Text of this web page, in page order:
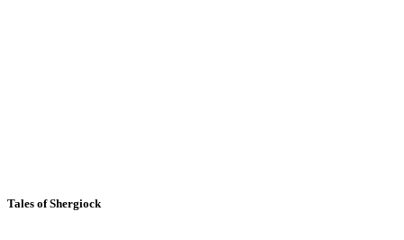
Tales of Shergiock